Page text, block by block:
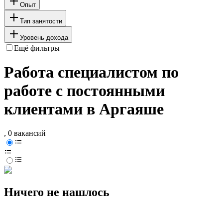
Опыт
Тип занятости
Уровень дохода
Ещё фильтры
Работа специалистом по
работе с постоянными
клиентами в Аргаяше
, 0 вакансий
Ничего не нашлось